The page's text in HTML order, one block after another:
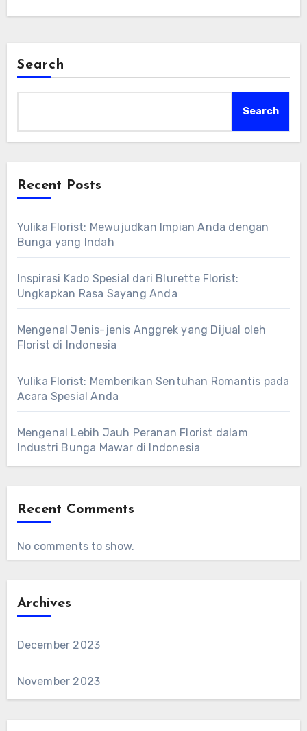
Search
Search
Recent Posts
Yulika Florist: Mewujudkan Impian Anda dengan
Bunga yang Indah
Inspirasi Kado Spesial dari Blurette Florist:
Ungkapkan Rasa Sayang Anda
Mengenal Jenis-jenis Anggrek yang Dijual oleh
Florist di Indonesia
Yulika Florist: Memberikan Sentuhan Romantis pada
Acara Spesial Anda
Mengenal Lebih Jauh Peranan Florist dalam
Industri Bunga Mawar di Indonesia
Recent Comments
No comments to show.
Archives
December 2023
November 2023